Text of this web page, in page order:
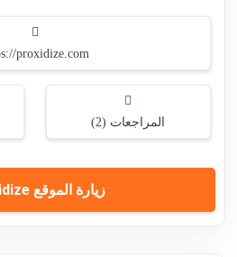
proxidize.com
المراجعات (2)
زيارة الموقع Proxidize